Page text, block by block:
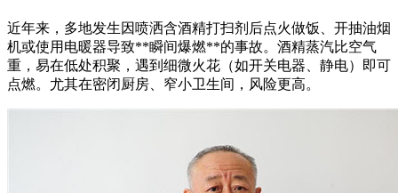
近年来，多地发生因喷洒含酒精打扫剂后点火做饭、开抽油烟
机或使用电暖器导致**瞬间爆燃**的事故。酒精蒸汽比空气
重，易在低处积聚，遇到细微火花（如开关电器、静电）即可
点燃。尤其在密闭厨房、窄小卫生间，风险更高。